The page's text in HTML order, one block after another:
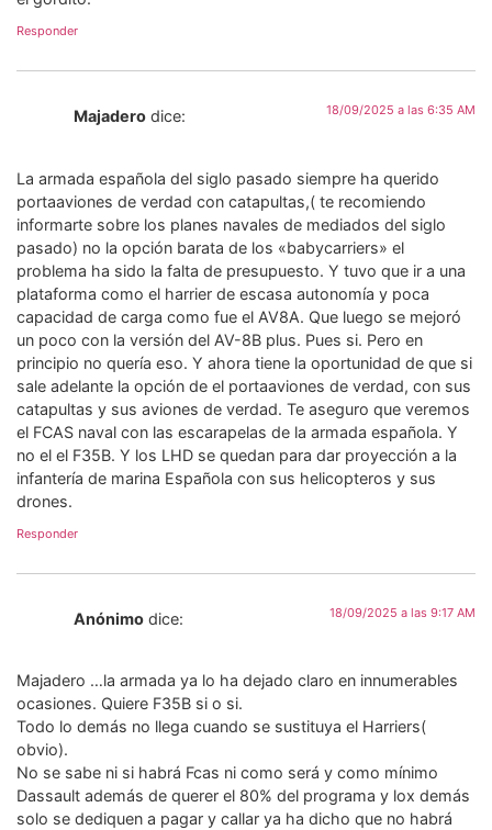
Responder
Majadero dice: 18/09/2025 a las 6:35 AM
La armada española del siglo pasado siempre ha querido
portaaviones de verdad con catapultas,( te recomiendo
informarte sobre los planes navales de mediados del siglo
pasado) no la opción barata de los «babycarriers» el
problema ha sido la falta de presupuesto. Y tuvo que ir a una
plataforma como el harrier de escasa autonomía y poca
capacidad de carga como fue el AV8A. Que luego se mejoró
un poco con la versión del AV-8B plus. Pues si. Pero en
principio no quería eso. Y ahora tiene la oportunidad de que si
sale adelante la opción de el portaaviones de verdad, con sus
catapultas y sus aviones de verdad. Te aseguro que veremos
el FCAS naval con las escarapelas de la armada española. Y
no el el F35B. Y los LHD se quedan para dar proyección a la
infantería de marina Española con sus helicopteros y sus
drones.
Responder
Anónimo dice: 18/09/2025 a las 9:17 AM
Majadero …la armada ya lo ha dejado claro en innumerables
ocasiones. Quiere F35B si o si.
Todo lo demás no llega cuando se sustituya el Harriers(
obvio).
No se sabe ni si habrá Fcas ni como será y como mínimo
Dassault además de querer el 80% del programa y lox demás
solo se dediquen a pagar y callar ya ha dicho que no habrá